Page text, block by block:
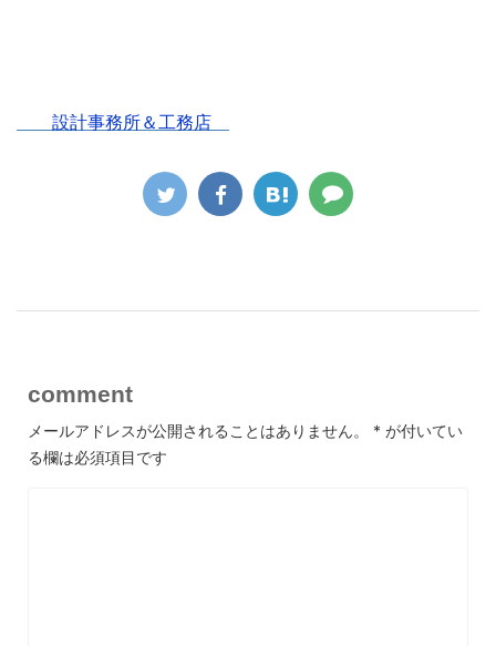
設計事務所＆工務店
comment
メールアドレスが公開されることはありません。 * が付いてい
る欄は必須項目です